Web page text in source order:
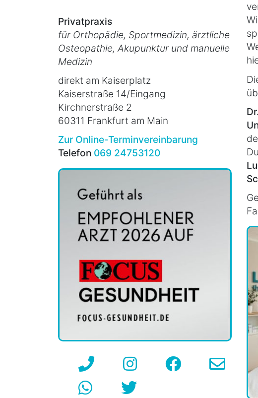
Privatpraxis
für Orthopädie, Sportmedizin, ärztliche
Osteopathie, Akupunktur und manuelle
Medizin
direkt am Kaiserplatz
Kaiserstraße 14/Eingang
Kirchnerstraße 2
60311 Frankfurt am Main
Zur Online-Terminvereinbarung
Telefon 069 24753120